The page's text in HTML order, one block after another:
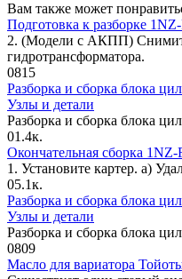
Вам также может
Подготовка к разборке
2. (Модели с АКПП)
гидротрансформатора.
0815
Разборка и сборка блока
Узлы и детали
Разборка и сборка блока
01.4к.
Окончательная сборка
1. Установите картер. а)
05.1к.
Разборка и сборка блока
Узлы и детали
Разборка и сборка блока
0809
Масло для вариатора